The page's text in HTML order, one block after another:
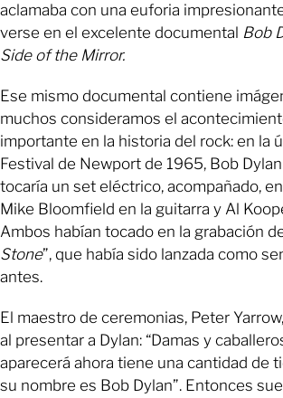
aclamaba con una euforia
verse en el excelente documental Bob
Side of the Mirror.
Ese mismo documental contiene
muchos consideramos el
importante en la historia del rock: en la
Festival de Newport de 1965, Bob
tocaría un set eléctrico, acompañado,
Mike Bloomfield en la guitarra y Al
Ambos habían tocado en la grabación
Stone”, que había sido lanzada como
antes.
El maestro de ceremonias, Peter
al presentar a Dylan: “Damas y
aparecerá ahora tiene una cantidad de
su nombre es Bob Dylan”. Entonces